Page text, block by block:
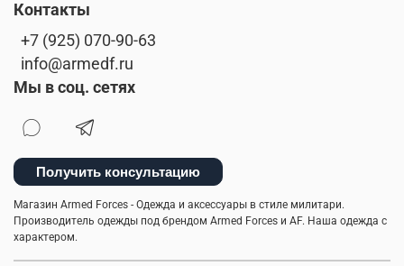
Контакты
+7 (925) 070-90-63
info@armedf.ru
Мы в соц. сетях
Получить консультацию
Магазин Armed Forces - Одежда и аксессуары в стиле милитари.
Производитель одежды под брендом Armed Forces и AF. Наша одежда с
характером.